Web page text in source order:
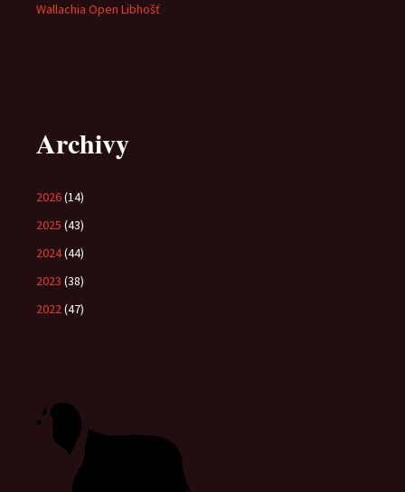
Wallachia Open Libhošť
Archivy
2026(14)
2025 (43)
2024(44)
2023 (38)
2022(47)